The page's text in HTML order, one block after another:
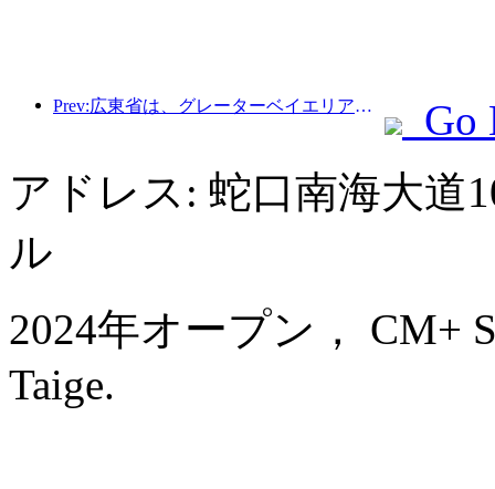
Prev:広東省は、グレーターベイエリアを世界クラスの観光地にするためのサービス産業能力拡大計画を発表した。
Go
アドレス: 蛇口南海大道
ル
2024年オープン， CM+
Taige.